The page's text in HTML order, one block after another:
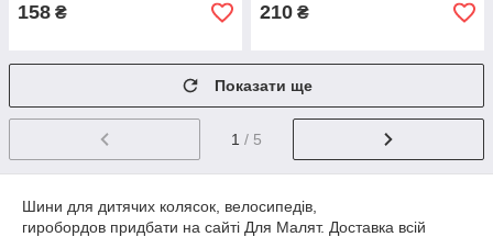
158 ₴ 210 ₴
Показати ще
1 / 5
Шини для дитячих колясок, велосипедів,
гиробордов придбати на сайті Для Малят. Доставка всій